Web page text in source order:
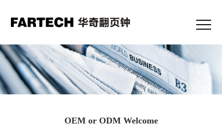
OEM or ODM Welcome